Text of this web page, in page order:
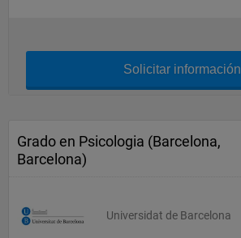
Solicitar información
Grado en Psicologia (Barcelona,
Barcelona)
Universidat de Barcelona